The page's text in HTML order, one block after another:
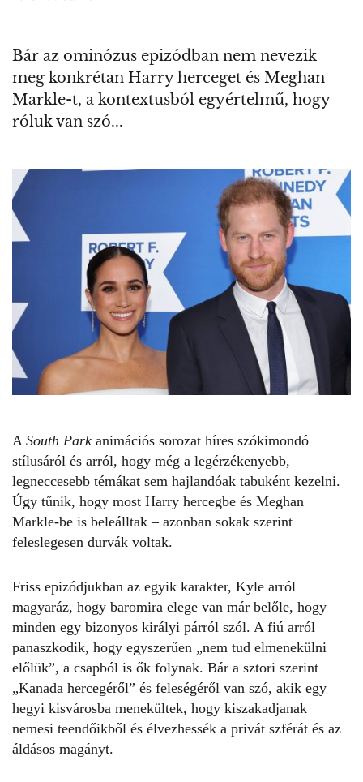
Bár az ominózus epizódban nem nevezik
meg konkrétan Harry herceget és Meghan
Markle-t, a kontextusból egyértelmű, hogy
róluk van szó...
A South Park animációs sorozat híres szókimondó
stílusáról és arról, hogy még a legérzékenyebb,
legneccesebb témákat sem hajlandóak tabuként kezelni.
Úgy tűnik, hogy most Harry hercegbe és Meghan
Markle-be is beleálltak – azonban sokak szerint
feleslegesen durvák voltak.
Friss epizódjukban az egyik karakter, Kyle arról
magyaráz, hogy baromira elege van már belőle, hogy
minden egy bizonyos királyi párról szól. A fiú arról
panaszkodik, hogy egyszerűen „nem tud elmenekülni
előlük”, a csapból is ők folynak. Bár a sztori szerint
„Kanada hercegéről” és feleségéről van szó, akik egy
hegyi kisvárosba menekültek, hogy kiszakadjanak
nemesi teendőikből és élvezhessék a privát szférát és az
áldásos magányt.